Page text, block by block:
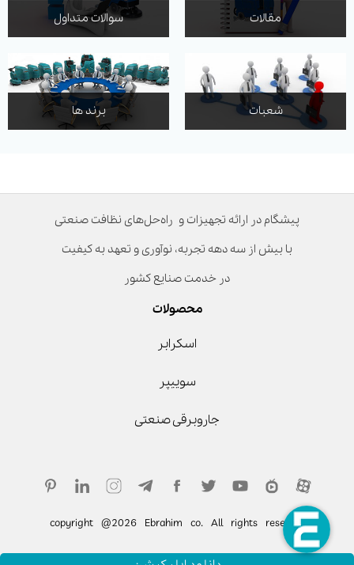
مقالات سوالات متداول
شعبات برند ها
پیشگام در ارائه تجهیزات و راه‌حل‌های نظافت صنعتی
با بیش از سه دهه تجربه، نوآوری و تعهد به کیفیت
در خدمت صنایع کشور
محصولات
اسکرابر
سوییپر
جاروبرقی صنعتی
copyright @2026 Ebrahim co. All rights reserved